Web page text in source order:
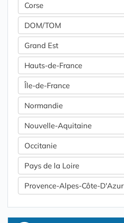
Corse
DOM/TOM
Grand Est
Hauts-de-France
Île-de-France
Normandie
Nouvelle-Aquitaine
Occitanie
Pays de la Loire
Provence-Alpes-Côte-D'Azur